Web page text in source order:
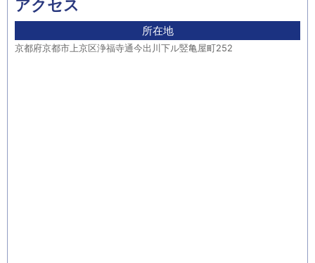
アクセス
所在地
京都府京都市上京区浄福寺通今出川下ル竪亀屋町252